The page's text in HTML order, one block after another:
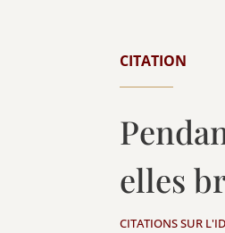
CITATION
elles
CITATIONS SUR